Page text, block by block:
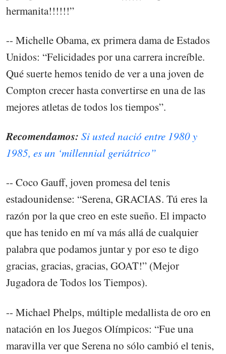
hermanita!!!!!!”
-- Michelle Obama, ex primera dama de Estados
Unidos: “Felicidades por una carrera increíble.
Qué suerte hemos tenido de ver a una joven de
Compton crecer hasta convertirse en una de las
mejores atletas de todos los tiempos”.
Recomendamos: Si usted nació entre 1980 y
1985, es un ‘millennial geriátrico”
-- Coco Gauff, joven promesa del tenis
estadounidense: “Serena, GRACIAS. Tú eres la
razón por la que creo en este sueño. El impacto
que has tenido en mí va más allá de cualquier
palabra que podamos juntar y por eso te digo
gracias, gracias, gracias, GOAT!” (Mejor
Jugadora de Todos los Tiempos).
-- Michael Phelps, múltiple medallista de oro en
natación en los Juegos Olímpicos: “Fue una
maravilla ver que Serena no sólo cambió el tenis,